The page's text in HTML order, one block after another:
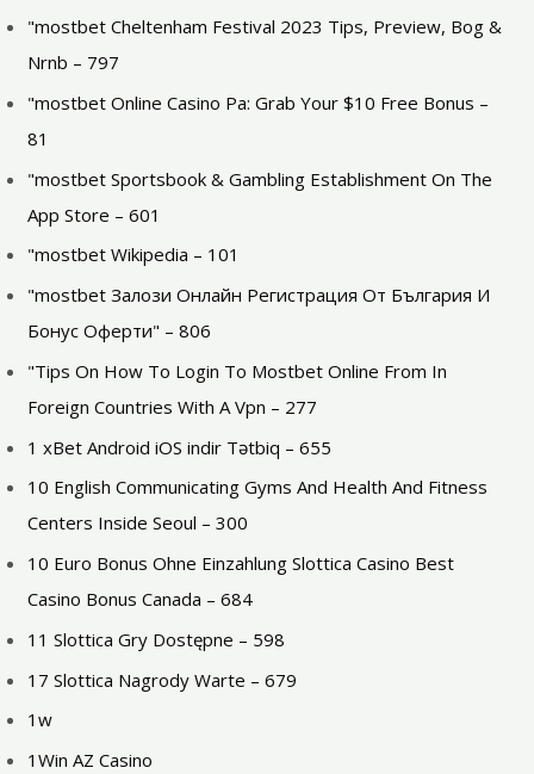
"mostbet Cheltenham Festival 2023 Tips, Preview, Bog &
Nrnb – 797
"mostbet Online Casino Pa: Grab Your $10 Free Bonus –
81
"‎mostbet Sportsbook & Gambling Establishment On The
App Store – 601
"mostbet Wikipedia – 101
"mostbet Залози Онлайн Регистрация От България И
Бонус Оферти" – 806
"Tips On How To Login To Mostbet Online From In
Foreign Countries With A Vpn – 277
1 xBet Android iOS indir Tətbiq – 655
10 English Communicating Gyms And Health And Fitness
Centers Inside Seoul – 300
10 Euro Bonus Ohne Einzahlung Slottica Casino Best
Casino Bonus Canada – 684
11 Slottica Gry Dostępne – 598
17 Slottica Nagrody Warte – 679
1w
1Win AZ Casino